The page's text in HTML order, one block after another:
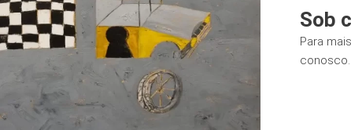
Sob
Para
conosco.